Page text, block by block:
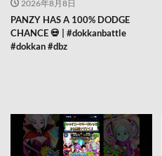
2026年8月8日
PANZY HAS A 100% DODGE
CHANCE 💀 | #dokkanbattle
#dokkan #dbz